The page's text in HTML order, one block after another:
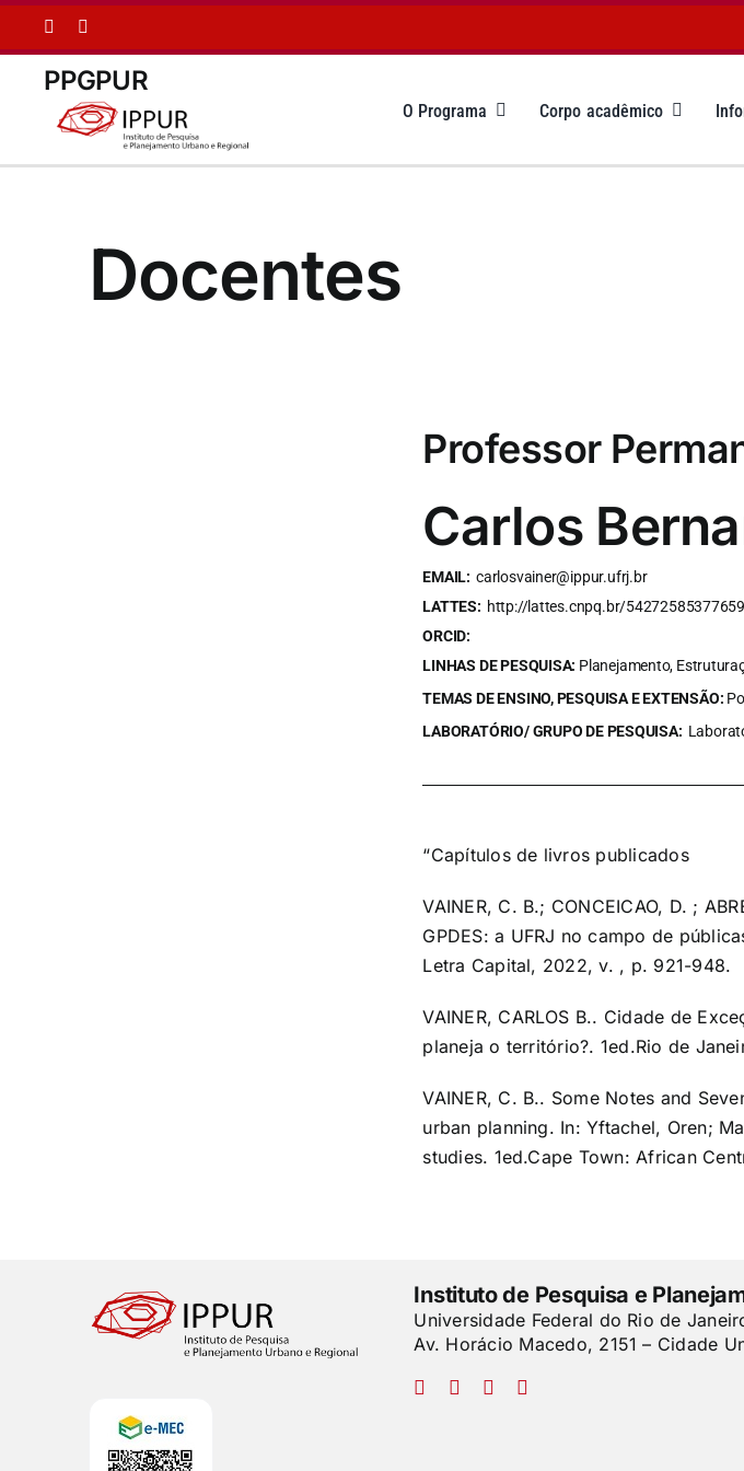
conteúdo
PPGPUR
O Programa Corpo acadêmico
Docentes
Professor
Carlos
EMAIL: carlosvainer@ippur.ufrj.br
LATTES: http://lattes.cnpq.br/
ORCID:
LINHAS DE PESQUISA: Planejamento,
TEMAS DE ENSINO, PESQUISA E EXTENSÃO:
LABORATÓRIO/ GRUPO DE PESQUISA:
“Capítulos de livros publicados
VAINER, C. B.; CONCEICAO, D. ;
GPDES: a UFRJ no campo de
Letra Capital, 2022, v. , p. 921-948.
VAINER, CARLOS B.. Cidade de
planeja o território?. 1ed.Rio de
VAINER, C. B.. Some Notes and
urban planning. In: Yftachel, Oren;
studies. 1ed.Cape Town: African
Instituto de Pesquisa e
Universidade Federal do Rio de
Av. Horácio Macedo, 2151 – Cidade